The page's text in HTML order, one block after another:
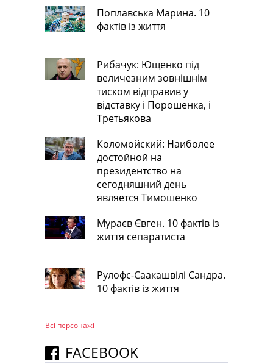
Поплавська Марина. 10
фактів із життя
Рибачук: Ющенко під
величезним зовнішнім
тиском відправив у
відставку і Порошенка, і
Третьякова
Коломойский: Наиболее
достойной на
президентство на
сегодняшний день
является Тимошенко
Мураєв Євген. 10 фактів із
життя сепаратиста
Рулофс-Саакашвілі Сандра.
10 фактів із життя
Всі персонажi
FACEBOOK